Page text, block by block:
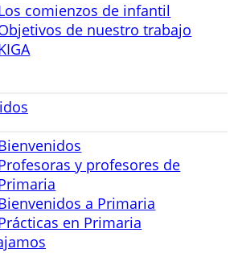
comienzos de infantil
de nuestro trabajo
y profesores de
a Primaria
en Primaria